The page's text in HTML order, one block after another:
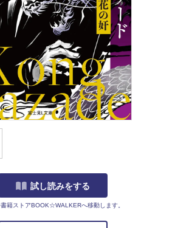
試し読みをする
籍ストアBOOK☆WALKERへ移動します。